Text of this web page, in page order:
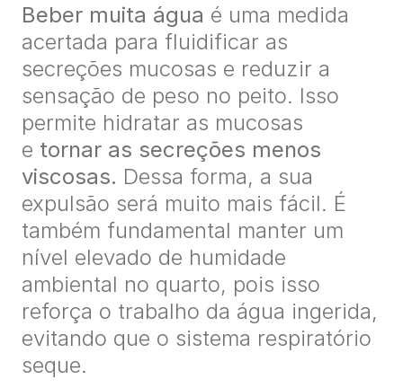
Beber muita água é uma medida
acertada para fluidificar as
secreções mucosas e reduzir a
sensação de peso no peito. Isso
permite hidratar as mucosas
e tornar as secreções menos
viscosas. Dessa forma, a sua
expulsão será muito mais fácil. É
também fundamental manter um
nível elevado de humidade
ambiental no quarto, pois isso
reforça o trabalho da água ingerida,
evitando que o sistema respiratório
seque.